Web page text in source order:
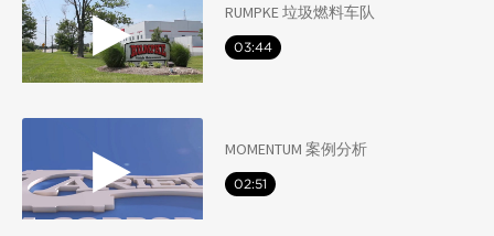
RUMPKE 垃圾燃料车队
03:44
MOMENTUM 案例分析
02:51